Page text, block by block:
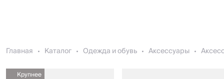
Главная Каталог Одежда и обувь Аксессуары
Крупнее